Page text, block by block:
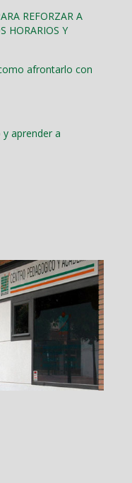
REFORZAR A
HORARIOS Y
afrontarlo con
aprender a